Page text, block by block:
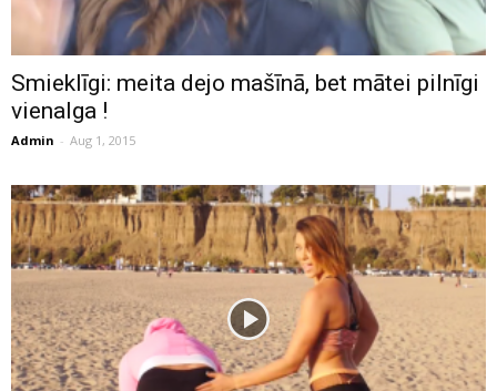
Smieklīgi: meita dejo mašīnā, bet mātei pilnīgi
vienalga !
Admin - Aug 1, 2015